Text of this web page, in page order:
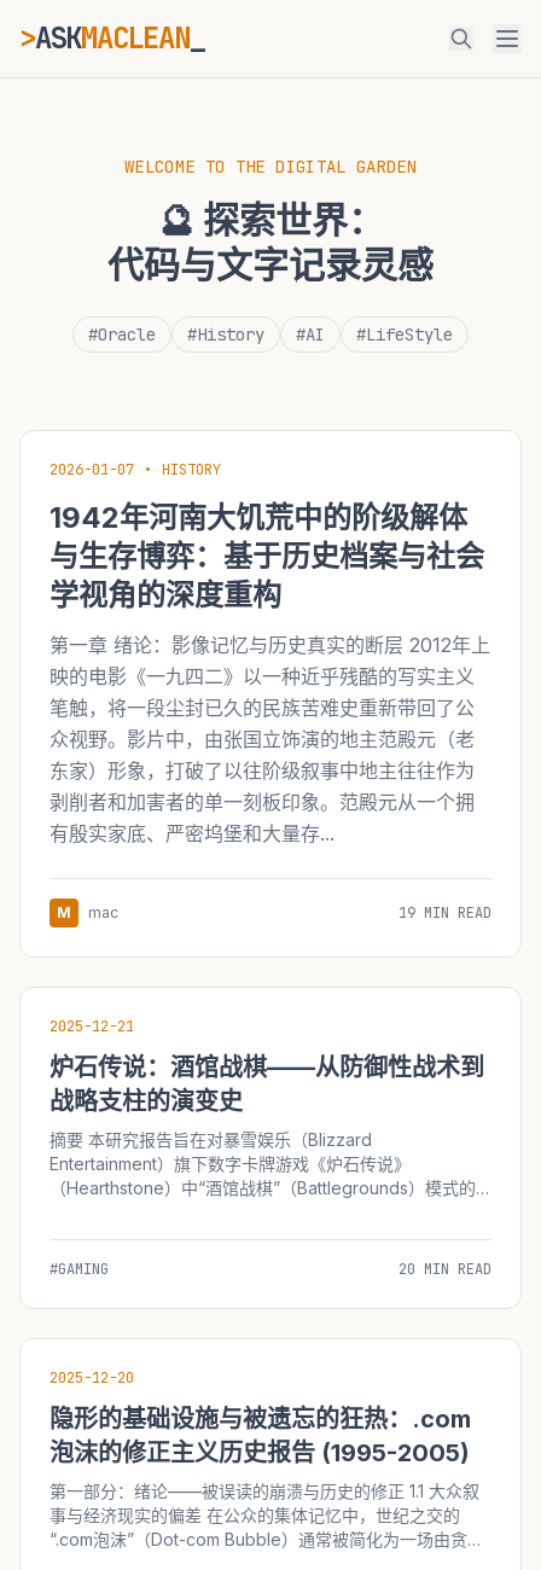
>ASKMACLEAN_
Ctrl+K
WELCOME TO THE DIGITAL GARDEN
🔮 探索世界：
代码与文字记录灵感
#Oracle #History #AI #LifeStyle
2026-01-07 • HISTORY
1942年河南大饥荒中的阶级解体
与生存博弈：基于历史档案与社会
学视角的深度重构
第一章 绪论：影像记忆与历史真实的断层 2012年上
映的电影《一九四二》以一种近乎残酷的写实主义
笔触，将一段尘封已久的民族苦难史重新带回了公
众视野。影片中，由张国立饰演的地主范殿元（老
东家）形象，打破了以往阶级叙事中地主往往作为
剥削者和加害者的单一刻板印象。范殿元从一个拥
有殷实家底、严密坞堡和大量存...
M mac 19 MIN READ
2025-12-21
炉石传说：酒馆战棋——从防御性战术到
战略支柱的演变史
摘要 本研究报告旨在对暴雪娱乐（Blizzard
Entertainment）旗下数字卡牌游戏《炉石传说》
（Hearthstone）中“酒馆战棋”（Battlegrounds）模式的
进行详尽的史实重构与分析。2019年，面对...
#GAMING 20 MIN READ
2025-12-20
隐形的基础设施与被遗忘的狂热：.com
泡沫的修正主义历史报告 (1995-2005)
第一部分：绪论——被误读的崩溃与历史的修正 1.1 大众叙
事与经济现实的偏差 在公众的集体记忆中，世纪之交的
“.com泡沫”（Dot-com Bubble）通常被简化为一场由贪